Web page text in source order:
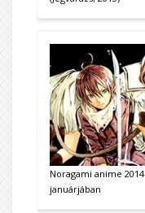
Noragami anime 2014
januárjában